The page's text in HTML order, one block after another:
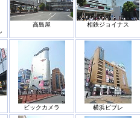
高島屋 相鉄ジョイナス
ビックカメラ
横浜ビブレ